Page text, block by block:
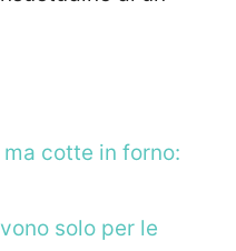
cotte in forno:
solo per le